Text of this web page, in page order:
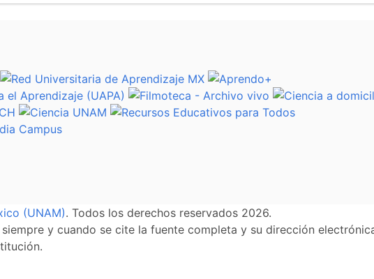
(UNAM). Todos los derechos reservados 2026.
y cuando se cite la fuente completa y su dirección